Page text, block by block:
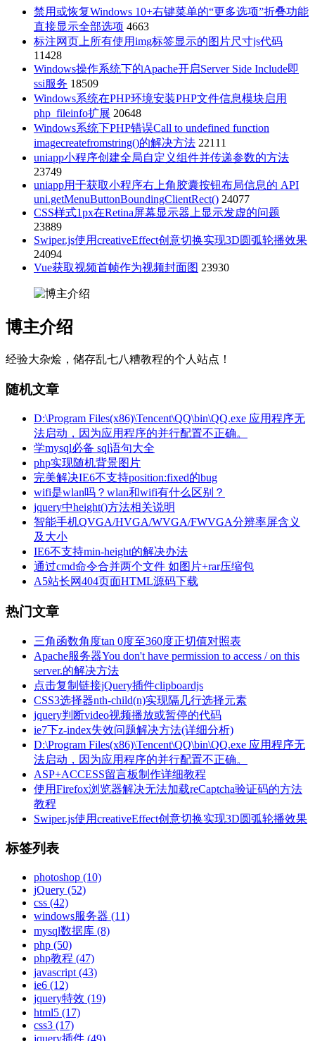
禁用或恢复Windows 10+右键菜单的“更多选项”折叠功能
直接显示全部选项 4663
标注网页上所有使用img标签显示的图片尺寸js代码
11428
Windows操作系统下的Apache开启Server Side Include即
ssi服务 18509
Windows系统在PHP环境安装PHP文件信息模块启用
php_fileinfo扩展 20648
Windows系统下PHP错误Call to undefined function
imagecreatefromstring()的解决方法 22111
uniapp小程序创建全局自定义组件并传递参数的方法
23749
uniapp用于获取小程序右上角胶囊按钮布局信息的 API
uni.getMenuButtonBoundingClientRect() 24077
CSS样式1px在Retina屏幕显示器上显示发虚的问题
23889
Swiper.js使用creativeEffect创意切换实现3D圆弧轮播效果
24094
Vue获取视频首帧作为视频封面图 23930
博主介绍
经验大杂烩，储存乱七八糟教程的个人站点！
随机文章
D:\Program Files(x86)\Tencent\QQ\bin\QQ.exe 应用程序无
法启动，因为应用程序的并行配置不正确。
学mysql必备 sql语句大全
php实现随机背景图片
完美解决IE6不支持position:fixed的bug
wifi是wlan吗？wlan和wifi有什么区别？
jquery中height()方法相关说明
智能手机QVGA/HVGA/WVGA/FWVGA分辨率屏含义
及大小
IE6不支持min-height的解决办法
通过cmd命令合并两个文件 如图片+rar压缩包
A5站长网404页面HTML源码下载
热门文章
三角函数角度tan 0度至360度正切值对照表
Apache服务器You don't have permission to access / on this
server.的解决方法
点击复制链接jQuery插件clipboardjs
CSS3选择器nth-child(n)实现隔几行选择元素
jquery判断video视频播放或暂停的代码
ie7下z-index失效问题解决方法(详细分析)
D:\Program Files(x86)\Tencent\QQ\bin\QQ.exe 应用程序无
法启动，因为应用程序的并行配置不正确。
ASP+ACCESS留言板制作详细教程
使用Firefox浏览器解决无法加载reCaptcha验证码的方法
教程
Swiper.js使用creativeEffect创意切换实现3D圆弧轮播效果
标签列表
photoshop (10)
jQuery (52)
css (42)
windows服务器 (11)
mysql数据库 (8)
php (50)
php教程 (47)
javascript (43)
ie6 (12)
jquery特效 (19)
html5 (17)
css3 (17)
jquery插件 (49)